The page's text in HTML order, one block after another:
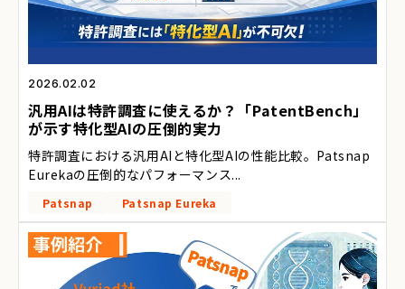
2026.02.02
汎用AIは特許調査に使えるか？「PatentBench」
が示す特化型AIの圧倒的実力
特許調査における汎用AIと特化型AIの性能比較。Patsnap
Eurekaの圧倒的なパフォーマンス...
Patsnap Patsnap Eureka